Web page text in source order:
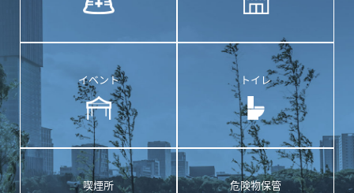
イベント トイレ
喫煙所 危険物保管